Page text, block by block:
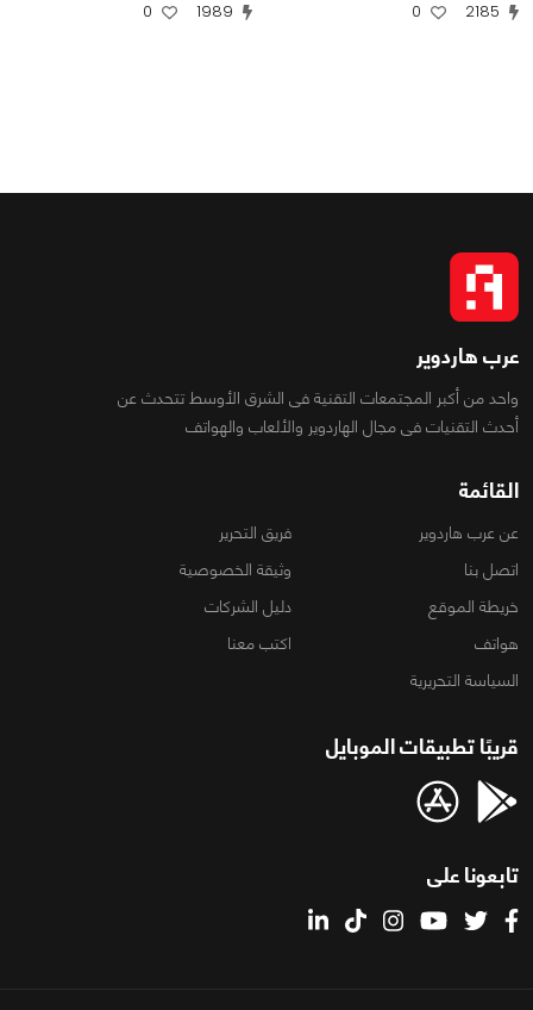
2185
0
1989
0
عرب هاردوير
واحد من أكبر المجتمعات التقنية فى الشرق الأوسط تتحدث عن
أحدث التقنيات فى مجال الهاردوير والألعاب والهواتف
القائمة
عن عرب هاردوير
فريق التحرير
اتصل بنا
وثيقة الخصوصية
خريطة الموقع
دليل الشركات
هواتف
اكتب معنا
السياسة التحريرية
قريبًا تطبيقات الموبايل
تابعونا على